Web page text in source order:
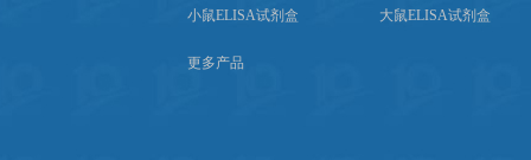
小鼠ELISA试剂盒 大鼠ELISA试剂盒
更多产品